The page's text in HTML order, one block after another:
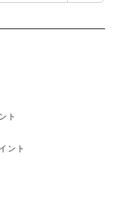
ト
ント